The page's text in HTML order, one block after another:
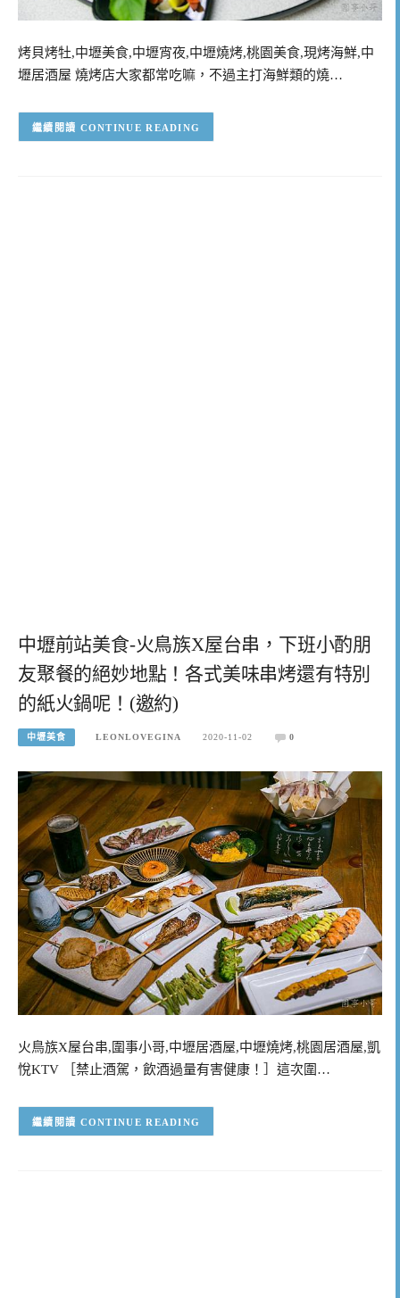
烤貝烤牡,中壢美食,中壢宵夜,中壢燒烤,桃園美食,現烤海鮮,中
壢居酒屋 燒烤店大家都常吃嘛，不過主打海鮮類的燒…
CONTINUE READING
中壢前站美食-火鳥族X屋台串，下班小酌朋
友聚餐的絕妙地點！各式美味串烤還有特別
的紙火鍋呢！(邀約)
中壢美食 LEONLOVEGINA 2020-11-02 0
火鳥族X屋台串,圍事小哥,中壢居酒屋,中壢燒烤,桃園居酒屋,凱
悅KTV ［禁止酒駕，飲酒過量有害健康！］這次圍…
CONTINUE READING